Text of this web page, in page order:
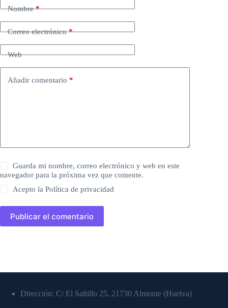
Nombre*
Correo electrónico*
Web
Añadir comentario *
Guarda mi nombre, correo electrónico y web en este
navegador para la próxima vez que comente.
Acepto laPolítica de privacidad
Publicar el comentario
Dirección: C/ El Saltillo 25, 21730 Almonte (Huelva)